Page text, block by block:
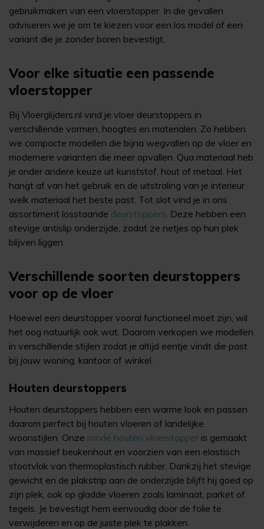
gebruikmaken van een vloerstopper. In die gevallen
adviseren we je om te kiezen voor een los model of een
variant die je zonder boren bevestigt.
Voor elke situatie een passende
vloerstopper
Bij Vloerglijders.nl vind je vloer deurstoppers in
verschillende vormen, hoogtes en materialen. Zo hebben
we compacte modellen die bijna wegvallen op de vloer en
modernere varianten die meer opvallen. Qua materiaal heb
je onder andere keuze uit kunststof, hout of metaal. Het
hangt af van het gebruik en de uitstraling van je interieur
welk materiaal het beste past. Tot slot vind je in ons
assortiment losstaande deurstoppers . Deze hebben een
stevige antislip onderzijde, zodat ze netjes op hun plek
blijven liggen.
Verschillende soorten deurstoppers
voor op de vloer
Hoewel een deurstopper vooral functioneel moet zijn, wil
het oog natuurlijk ook wat. Daarom verkopen we modellen
in verschillende stijlen zodat je altijd eentje vindt die past
bij jouw woning, kantoor of winkel.
Houten deurstoppers
Houten deurstoppers hebben een warme look en passen
daarom perfect bij houten vloeren of landelijke
woonstijlen. Onze ronde houten vloerstopper is gemaakt
van massief beukenhout en voorzien van een elastisch
stootvlak van thermoplastisch rubber. Dankzij het stevige
gewicht en de plakstrip aan de onderzijde blijft hij goed op
zijn plek, ook op gladde vloeren zoals laminaat, parket of
tegels. Je bevestigt hem eenvoudig door de folie te
verwijderen en op de juiste plek te plakken.